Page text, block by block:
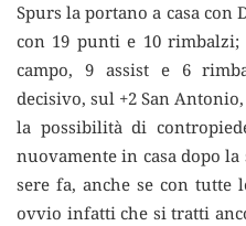
Spurs la portano a casa con
con 19 punti e 10 rimbalzi;
campo, 9 assist e 6
decisivo, sul +2 San
la possibilità di
nuovamente in casa dopo
sere fa, anche se con tutte
ovvio infatti che si tratti